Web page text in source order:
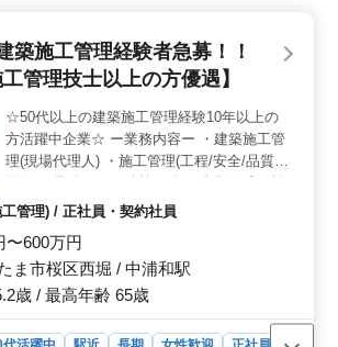
しています。また、週休2日制で長期勤
魅力的です。中高年の方々が活躍して
職場環境が整っています。 ＜豊富な
せる＞ 建築工事の新築や改修工事の現
理業務全般を担当します。施工管理や
の作成など、幅広い業務に携わること
と公共の工事に関わる機会も多く、店
福祉施設、学校、公営住宅、官庁工事
る方は大歓迎です。 ＜キャリアアッ
経験豊富な方や資格を持つ方の応募が
。給与面では、年収450万円〜600万円
万円の好待遇が用意されています。さ
福利厚生も充実しており、長く安心し
る環境です。
築施工管理経験者急募！！
工管理技士以上の方優遇】
☆50代以上の建築施工管理経験10年以上の
方活躍中企業☆ ー業務内容ー ・建築施工管
理(現場代理人) ・施工管理(工程/安全/品質/
原価)、見積もり、積算 ・各種書類作成、施
工計画書作成、施工図作成 ・近隣対応、発
ーム/保育園/戸建て住宅(建売) 等 ー備考ー
・交通費全額支給 ・駅チカ ・CAD操作経験
あれば尚可(CAD操作時、施工図修正程度で
工管理経験20年以上の方条件面優遇！！◎
管理) / 正社員・契約社員
〜600万円
ま市桜区西堀 / 中浦和駅
歳 / 最高年齢 65歳